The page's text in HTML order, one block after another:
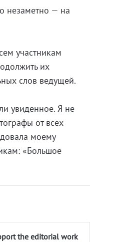
незаметно — на
участникам
их
слов ведущей.
увиденное. Я не
от всех
моему
«Большое
the editorial work